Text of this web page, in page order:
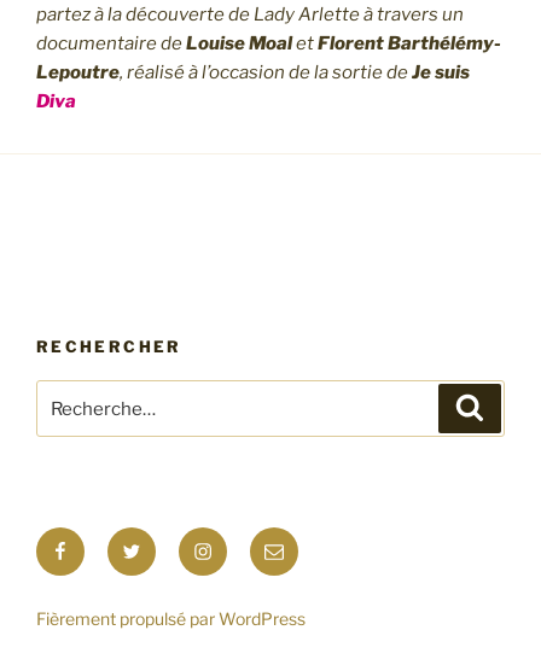
partez à la découverte de Lady Arlette à travers un
documentaire deLouise MoaletFlorent Barthélémy-
Lepoutre, réalisé à l’occasion de la sortie deJe suis
Diva
RECHERCHER
pour
FacebookTwitter Instagram
E-
mail
Fièrement propulsé par WordPress